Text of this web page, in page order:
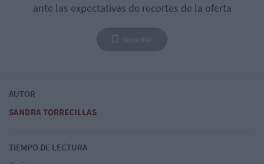
ante las expectativas de recortes de la oferta
AUTOR
SANDRA TORRECILLAS
TIEMPO DE LECTURA